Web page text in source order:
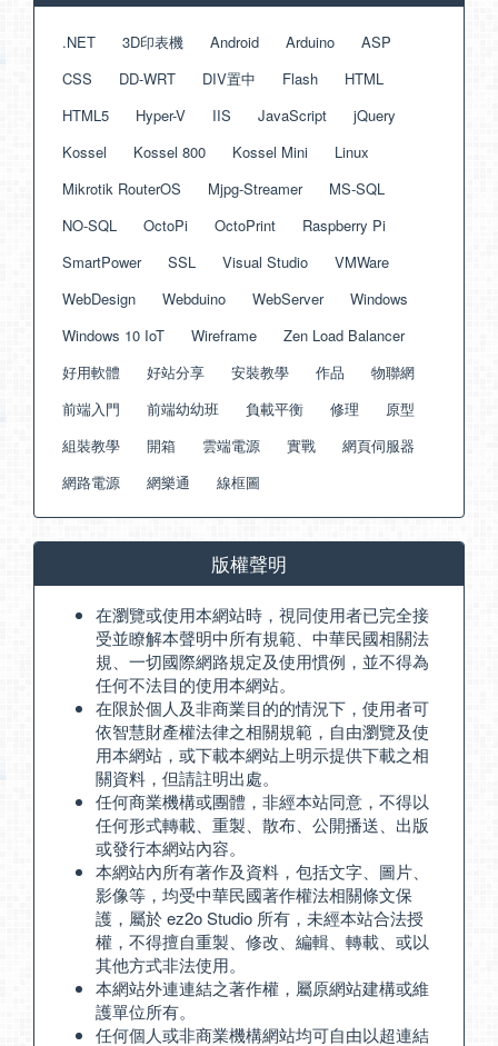
.NET 3D印表機 Android Arduino
ASP
CSS
DD-WRT DIV置中 Flash
HTML
HTML5
Hyper-V IIS JavaScript
jQuery
Kossel
Kossel 800 Kossel Mini
Linux
Mikrotik RouterOS
Mjpg-Streamer
MS-SQL
NO-SQL
OctoPi OctoPrint
Raspberry Pi
SmartPower
SSL Visual Studio
VMWare
WebDesign
Webduino WebServer
Windows
Windows 10 IoT
Wireframe
Zen Load Balancer
好用軟體
好站分享 安裝教學 作品
物聯網
前端入門
前端幼幼班 負載平衡 修理
原型
組裝教學
開箱 雲端電源 實戰
網頁伺服器
網路電源
網樂通 線框圖
版權聲明
在瀏覽或使用本網站時，視同使用者已完全接
受並瞭解本聲明中所有規範、中華民國相關法
規、一切國際網路規定及使用慣例，並不得為
任何不法目的使用本網站。
在限於個人及非商業目的的情況下，使用者可
依智慧財產權法律之相關規範，自由瀏覽及使
用本網站，或下載本網站上明示提供下載之相
關資料，但請註明出處。
任何商業機構或團體，非經本站同意，不得以
任何形式轉載、重製、散布、公開播送、出版
或發行本網站內容。
本網站內所有著作及資料，包括文字、圖片、
影像等，均受中華民國著作權法相關條文保
護，屬於 ez2o Studio 所有，未經本站合法授
權，不得擅自重製、修改、編輯、轉載、或以
其他方式非法使用。
本網站外連連結之著作權，屬原網站建構或維
護單位所有。
任何個人或非商業機構網站均可自由以超連結